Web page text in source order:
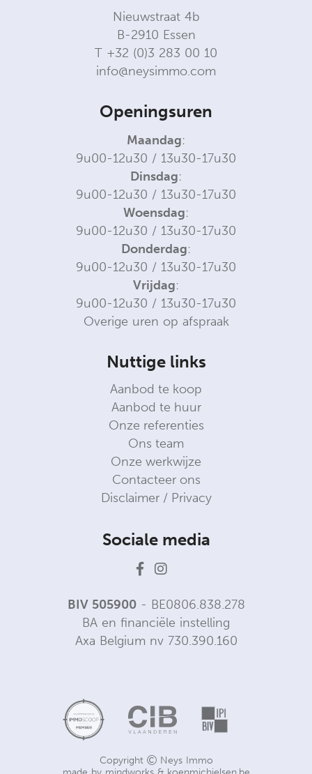
Nieuwstraat 4b
B-2910 Essen
T +32 (0)3 283 00 10
info@neysimmo.com
Openingsuren
Maandag:
9u00-12u30 / 13u30-17u30
Dinsdag:
9u00-12u30 / 13u30-17u30
Woensdag:
9u00-12u30 / 13u30-17u30
Donderdag:
9u00-12u30 / 13u30-17u30
Vrijdag:
9u00-12u30 / 13u30-17u30
Overige uren op afspraak
Nuttige links
Aanbod te koop
Aanbod te huur
Onze referenties
Ons team
Onze werkwijze
Contacteer ons
Disclaimer / Privacy
Sociale media
BIV 505900- BE0806.838.278
BA en financiële instelling
Axa Belgium nv 730.390.160
Copyright
Neys Immo